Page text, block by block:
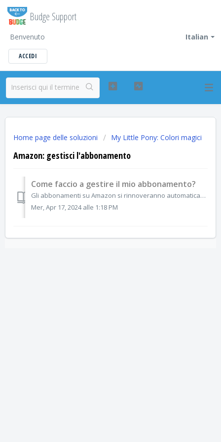
Budge Support
Italian
Benvenuto
ACCEDI
Home page delle soluzioni My Little Pony: Colori magici
Amazon: gestisci l'abbonamento
Come faccio a gestire il mio abbonamento?
Gli abbonamenti su Amazon si rinnoveranno automaticamente a meno che tu non decida di annullarli. Se desideri annullare l'abbonamento, puoi farlo in qua...
Mer, Apr 17, 2024 alle 1:18 PM